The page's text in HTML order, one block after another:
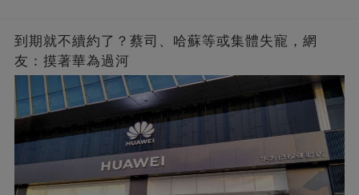
到期就不續約了？蔡司、哈蘇等或集體失寵，網
友：摸著華為過河